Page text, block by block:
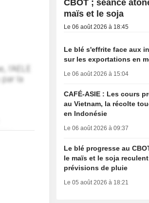
CBOT ; séance
maïs et le soja
Le 06 août 2026 à 18:45
Le blé s'effrite face aux
sur les exportations en
Le 06 août 2026 à 15:04
CAFÉ-ASIE : Les cours
au Vietnam, la récolte
en Indonésie
Le 06 août 2026 à 09:37
Le blé progresse au
le maïs et le soja
prévisions de pluie
Le 05 août 2026 à 18:21